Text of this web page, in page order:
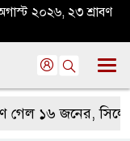
২০২৬, ২৩ শ্রাবণ
১৬ জনের, সিলেটে